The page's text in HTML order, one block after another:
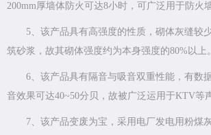
200mm厚墙体防火可达8小时，可广泛用于防火墙
5、该产品具有高强度的性质，砌体灰缝较
筑砂浆，故其砌体强度约为本身强度的80%以上。
6、该产品具有隔音与吸音双重性能，有数
音效果可达40~50分贝，故被广泛运用于KTV等
7、该产品变废为宝，采用电厂发电用粉煤